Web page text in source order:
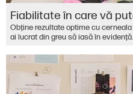
Fiabilitate în care vă
Obţine rezultate optime cu
ai lucrat din greu să iasă în evidenţă.